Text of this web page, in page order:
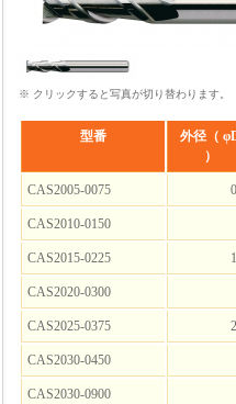
※ クリックすると写真が切り替わります。
型番
外径（
）
CAS2005-0075
CAS2010-0150
CAS2015-0225
CAS2020-0300
CAS2025-0375
CAS2030-0450
CAS2030-0900